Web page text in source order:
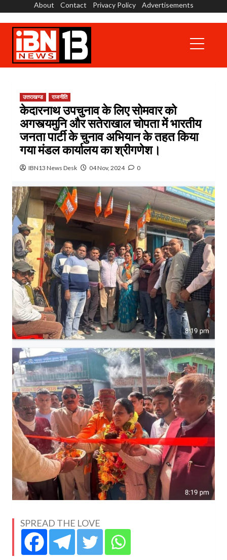
content
About Contact Privacy Policy Advertisements
Menu
उत्तराखण्ड राजनीति
केदारनाथ उपचुनाव के लिए सोमवार को
अगस्त्यमुनि और सतेराखाल चोपता में भारतीय
जनता पार्टी के चुनाव अभियान के तहत किया
गया मंडल कार्यालय का श्रीगणेश।
IBN13 News Desk 04 Nov, 2024 0
SPREAD THE LOVE